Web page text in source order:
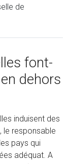
de
font-
dehors
induisent des
le responsable
pays qui
adéquat. A